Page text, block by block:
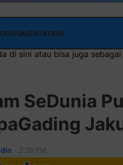
DOCUMENTATION
iklan headliner di atas
SeDunia
- 2:39 PM